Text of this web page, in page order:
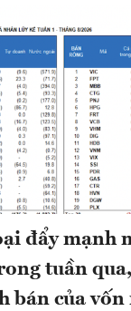
đẩy mạnh
tuần
bán của vốn